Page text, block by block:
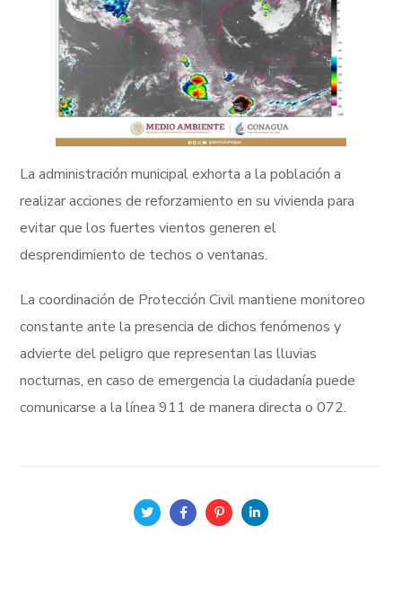
La administración municipal exhorta a la población a
realizar acciones de reforzamiento en su vivienda para
evitar que los fuertes vientos generen el
desprendimiento de techos o ventanas.
La coordinación de Protección Civil mantiene monitoreo
constante ante la presencia de dichos fenómenos y
advierte del peligro que representan las lluvias
nocturnas, en caso de emergencia la ciudadanía puede
comunicarse a la línea 911 de manera directa o 072.